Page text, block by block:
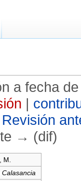
a fecha
|
→ (dif)
M.